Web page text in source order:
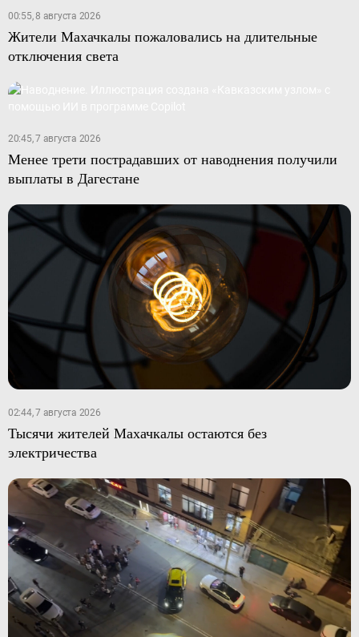
00:55, 8 августа 2026
Жители Махачкалы пожаловались на длительные
отключения света
20:45, 7 августа 2026
Менее трети пострадавших от наводнения получили
выплаты в Дагестане
02:44, 7 августа 2026
Тысячи жителей Махачкалы остаются без
электричества